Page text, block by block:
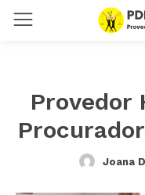
Provedor
Joana